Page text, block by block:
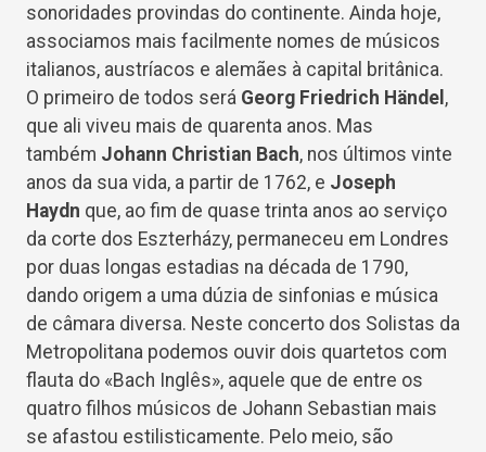
sonoridades provindas do continente. Ainda hoje,
associamos mais facilmente nomes de músicos
italianos, austríacos e alemães à capital britânica.
O primeiro de todos será Georg Friedrich Händel ,
que ali viveu mais de quarenta anos. Mas
também Johann Christian Bach, nos últimos vinte
anos da sua vida, a partir de 1762, e Joseph
Haydn que, ao fim de quase trinta anos ao serviço
da corte dos Eszterházy, permaneceu em Londres
por duas longas estadias na década de 1790,
dando origem a uma dúzia de sinfonias e música
de câmara diversa. Neste concerto dos Solistas da
Metropolitana podemos ouvir dois quartetos com
flauta do «Bach Inglês», aquele que de entre os
quatro filhos músicos de Johann Sebastian mais
se afastou estilisticamente. Pelo meio, são